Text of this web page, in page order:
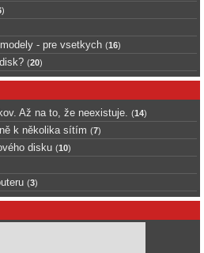
)
- pre vsetkych (16)
(20)
Až na to, že neexistuje. (14)
k několika sítím (7)
disku (10)
(3)